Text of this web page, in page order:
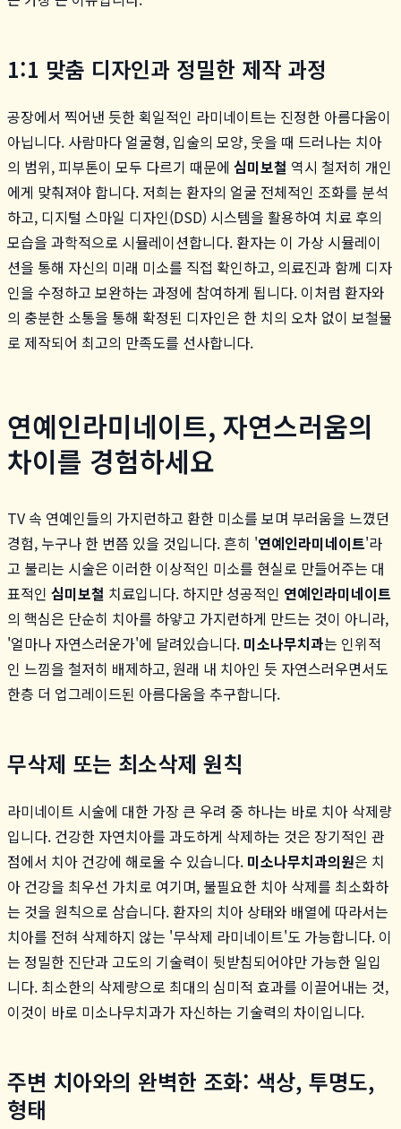
1:1 맞춤 디자인과 정밀한 제작 과정
공장에서 찍어낸 듯한 획일적인 라미네이트는 진정한 아름다움이
아닙니다. 사람마다 얼굴형, 입술의 모양, 웃을 때 드러나는 치아
의 범위, 피부톤이 모두 다르기 때문에 심미보철 역시 철저히 개인
에게 맞춰져야 합니다. 저희는 환자의 얼굴 전체적인 조화를 분석
하고, 디지털 스마일 디자인(DSD) 시스템을 활용하여 치료 후의
모습을 과학적으로 시뮬레이션합니다. 환자는 이 가상 시뮬레이
션을 통해 자신의 미래 미소를 직접 확인하고, 의료진과 함께 디자
인을 수정하고 보완하는 과정에 참여하게 됩니다. 이처럼 환자와
의 충분한 소통을 통해 확정된 디자인은 한 치의 오차 없이 보철물
로 제작되어 최고의 만족도를 선사합니다.
연예인라미네이트, 자연스러움의
차이를 경험하세요
TV 속 연예인들의 가지런하고 환한 미소를 보며 부러움을 느꼈던
경험, 누구나 한 번쯤 있을 것입니다. 흔히 '연예인라미네이트'라
고 불리는 시술은 이러한 이상적인 미소를 현실로 만들어주는 대
표적인 심미보철 치료입니다. 하지만 성공적인 연예인라미네이트
의 핵심은 단순히 치아를 하얗고 가지런하게 만드는 것이 아니라,
'얼마나 자연스러운가'에 달려있습니다. 미소나무치과는 인위적
인 느낌을 철저히 배제하고, 원래 내 치아인 듯 자연스러우면서도
한층 더 업그레이드된 아름다움을 추구합니다.
무삭제 또는 최소삭제 원칙
라미네이트 시술에 대한 가장 큰 우려 중 하나는 바로 치아 삭제량
입니다. 건강한 자연치아를 과도하게 삭제하는 것은 장기적인 관
점에서 치아 건강에 해로울 수 있습니다. 미소나무치과의원은 치
아 건강을 최우선 가치로 여기며, 불필요한 치아 삭제를 최소화하
는 것을 원칙으로 삼습니다. 환자의 치아 상태와 배열에 따라서는
치아를 전혀 삭제하지 않는 '무삭제 라미네이트'도 가능합니다. 이
는 정밀한 진단과 고도의 기술력이 뒷받침되어야만 가능한 일입
니다. 최소한의 삭제량으로 최대의 심미적 효과를 이끌어내는 것,
이것이 바로 미소나무치과가 자신하는 기술력의 차이입니다.
주변 치아와의 완벽한 조화: 색상, 투명도,
형태